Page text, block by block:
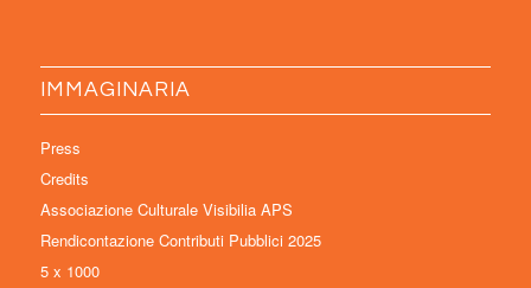
IMMAGINARIA
Press
Credits
Associazione Culturale Visibilia APS
Rendicontazione Contributi Pubblici 2025
5 x 1000